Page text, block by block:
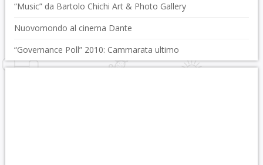
“Music” da Bartolo Chichi Art & Photo Gallery
Nuovomondo al cinema Dante
“Governance Poll” 2010: Cammarata ultimo